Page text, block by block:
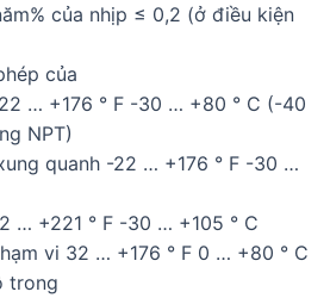
của nhịp ≤ 0,2 (ở điều kiện
của
… +176 ° F -30 … +80 ° C (-40
NPT)
quanh -22 … +176 ° F -30 …
… +221 ° F -30 … +105 ° C
vi 32 … +176 ° F 0 … +80 ° C
trong